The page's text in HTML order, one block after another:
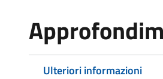
Ulteriori informazioni